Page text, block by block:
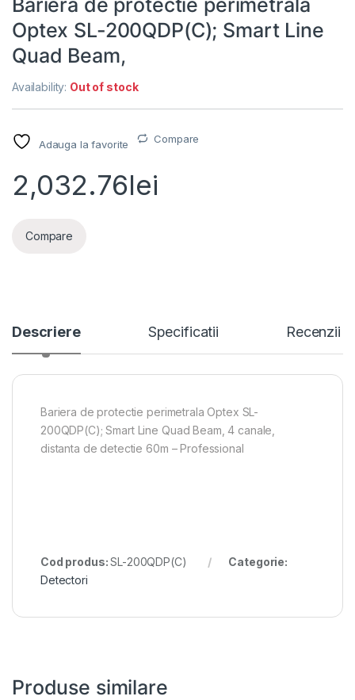
Optex SL-200QDP(C); Smart Line
Quad Beam,
Availability: Out of stock
Adauga la favorite Compare
2,032.76lei
Compare
Descriere Specificatii Recenzii
Bariera de protectie perimetrala Optex SL-
200QDP(C); Smart Line Quad Beam, 4 canale,
distanta de detectie 60m – Professional
Cod produs:SL-200QDP(C)
Categorie:
Detectori
Produse similare